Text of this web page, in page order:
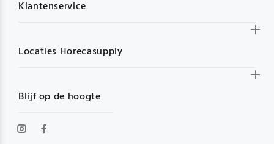
Blijf op de hoogte
Klantenservice
Locaties Horecasupply